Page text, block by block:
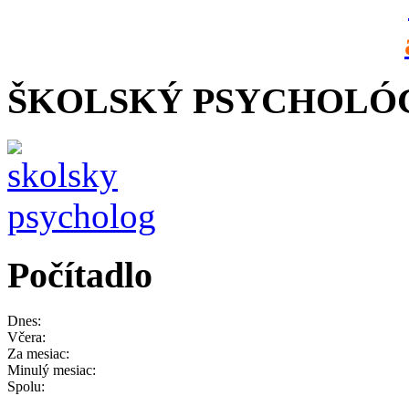
ŠKOLSKÝ
Počítadlo
Dnes:
Včera:
Za mesiac:
Minulý mesiac:
Spolu: